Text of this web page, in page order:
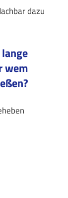
dazu
wem